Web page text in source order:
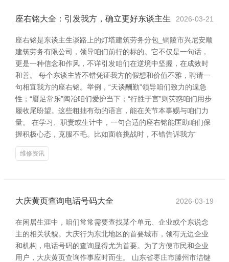
座右铭大全：引发我方，确立更好东谈主生 2026-03-21
座右铭是东谈主生谈路上的灯塔建筑劳务分包_铜陵市兴尼安顺
建筑劳务有限公司，领导咱们前行的标的。它不仅是一句话，
更是一种信念和作风，不详引发咱们在逆境中坚握，在成效时
和善。 每个东谈主皆不错凭证我方的假想和价值不雅，聘请一
句相宜我方的座右铭。举例，“天谈酬勤”领导咱们致力的遑急
性；“餍足常乐”陶冶咱们爱护当下；“行胜于言”则荧惑咱们用步
履收尾盼望。这些粗拙有劲的语言，能在关节本事赐与咱们力
量。 在学习、职责或生计中，一句合适的座右铭能匡助咱们保
握积极心态，克服不毛。比如面临挑战时，不错告诉我方“
维修资讯
大庆黄页查询电话号码大全 2026-03-19
在闲居生涯中，咱们常常需要查找某个单元、企业或个东说念
主的相关状貌。大庆行为东北地区的首要城市，领有无边企业
和机构，电话号码的查询显得尤为首要。为了方便市民和企业
用户，大庆黄页查询作事应时而生。 山东省枣庄市滕州市洁键